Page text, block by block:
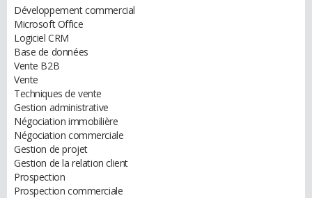
Développement commercial
Microsoft Office
Logiciel CRM
Base de données
Vente B2B
Vente
Techniques de vente
Gestion administrative
Négociation immobilière
Négociation commerciale
Gestion de projet
Gestion de la relation client
Prospection
Prospection commerciale